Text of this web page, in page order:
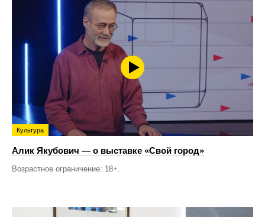
Культура
Алик Якубович — о выставке «Свой город»
Возрастное ограничение: 18+.